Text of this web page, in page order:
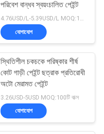
পেইন্ট
বার্নিশ
26
পরিবেশ বান্ধব স্বয়ংচালিত পেইন্ট
যোগাযোগ
স্থিতিশীল চকচকে পরিষ্কার শীর্ষ
কোট গাড়ী পেইন্ট ছত্রাক প্রতিরোধী
অটো মেরামত পেইন্ট
3.26USD-5USD MOQ:100টি বাক্স
যোগাযোগ